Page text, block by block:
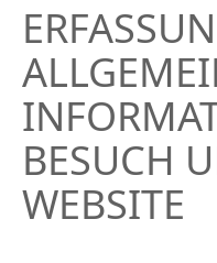
BESUCH
WEBSITE